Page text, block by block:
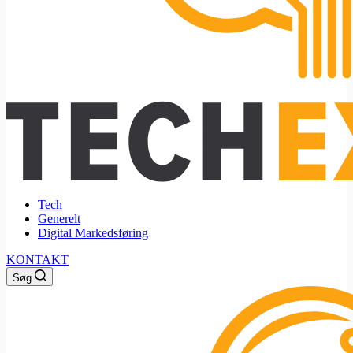
Tech
Generelt
Digital Markedsføring
KONTAKT
Søg